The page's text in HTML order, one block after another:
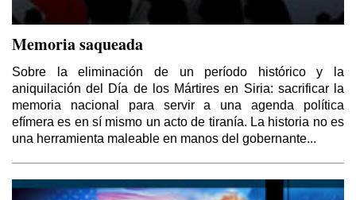
Memoria saqueada
Sobre la eliminación de un período histórico y la
aniquilación del Día de los Mártires en Siria: sacrificar la
memoria nacional para servir a una agenda política
efímera es en sí mismo un acto de tiranía. La historia no es
una herramienta maleable en manos del gobernante...